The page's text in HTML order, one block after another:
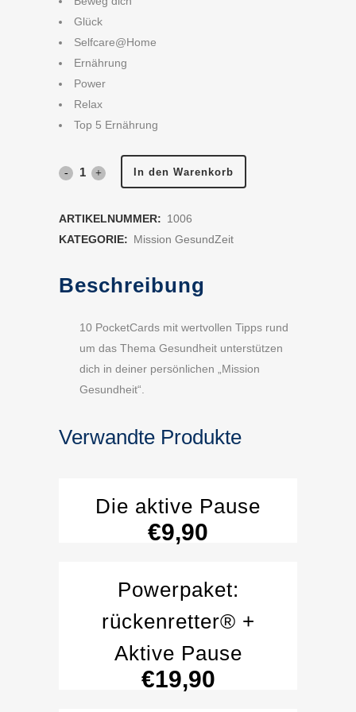
Glück
Selfcare@Home
Ernährung
Power
Relax
Top 5 Ernährung
In den Warenkorb
ARTIKELNUMMER: 1006
KATEGORIE: Mission GesundZeit
Beschreibung
10 PocketCards mit wertvollen Tipps rund
um das Thema Gesundheit unterstützen
dich in deiner persönlichen „Mission
Gesundheit“.
Verwandte Produkte
Die aktive Pause
€9,90
Powerpaket:
rückenretter® +
Aktive Pause
€19,90